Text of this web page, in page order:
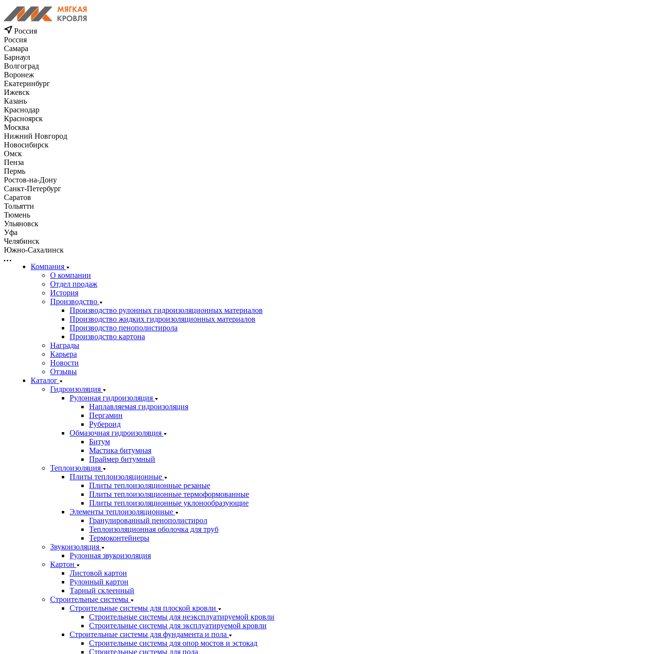
Россия
Россия
Самара
Барнаул
Волгоград
Воронеж
Екатеринбург
Ижевск
Казань
Краснодар
Красноярск
Москва
Нижний Новгород
Новосибирск
Омск
Пенза
Пермь
Ростов-на-Дону
Санкт-Петербург
Саратов
Тольятти
Тюмень
Ульяновск
Уфа
Челябинск
Южно-Сахалинск
Компания
О компании
Отдел продаж
История
Производство
Производство рулонных гидроизоляционных материалов
Производство жидких гидроизоляционных материалов
Производство пенополистирола
Производство картона
Награды
Карьера
Новости
Отзывы
Каталог
Гидроизоляция
Рулонная гидроизоляция
Наплавляемая гидроизоляция
Пергамин
Рубероид
Обмазочная гидроизоляция
Битум
Мастика битумная
Праймер битумный
Теплоизоляция
Плиты теплоизоляционные
Плиты теплоизоляционные резаные
Плиты теплоизоляционные термоформованные
Плиты теплоизоляционные уклонообразующие
Элементы теплоизоляционные
Гранулированный пенополистирол
Теплоизоляционная оболочка для труб
Термоконтейнеры
Звукоизоляция
Рулонная звукоизоляция
Картон
Листовой картон
Рулонный картон
Тарный склеенный
Строительные системы
Строительные системы для плоской кровли
Строительные системы для неэксплуатируемой кровли
Строительные системы для эксплуатируемой кровли
Строительные системы для фундамента и пола
Строительные системы для опор мостов и эстокад
Строительные системы для пола